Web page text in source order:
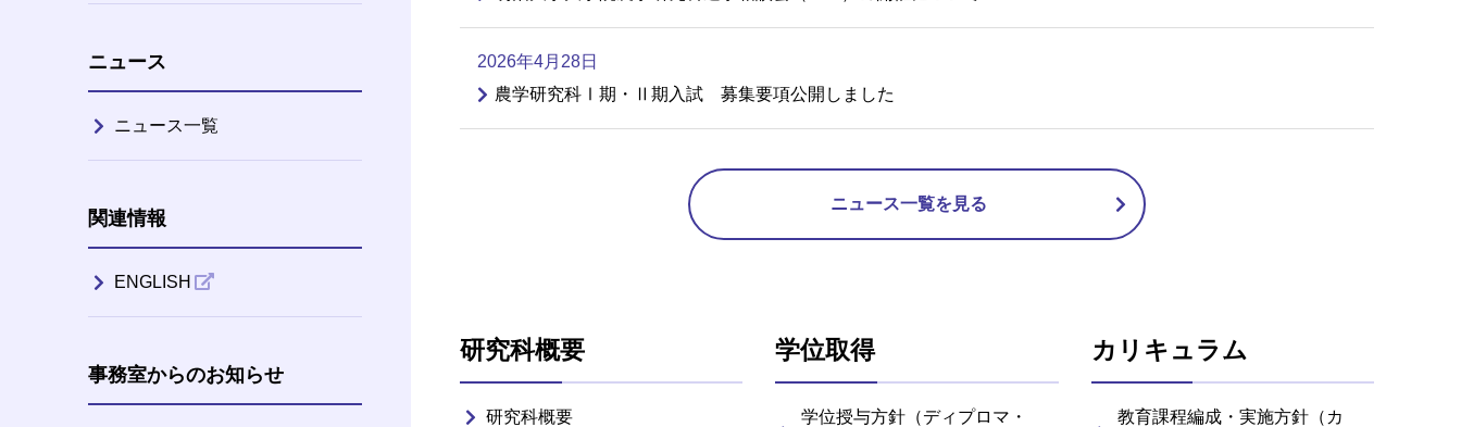
2026年4月28日
農学研究科Ⅰ期・Ⅱ期入試 募集要項公開しました
ニュース一覧を見る
研究科概要
研究科概要
学位取得
学位授与方針（ディプロマ・
カリキュラム
教育課程編成・実施方針（カ
ニュース
ニュース一覧
関連情報
ENGLISH
事務室からのお知らせ